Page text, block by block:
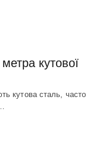
кутової
кутова сталь, часто